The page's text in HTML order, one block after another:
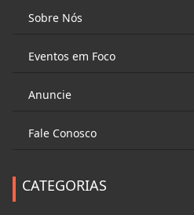
Sobre Nós
Eventos em Foco
Anuncie
Fale Conosco
CATEGORIAS